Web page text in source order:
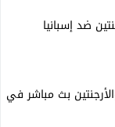
ضد إسبانيا
بث مباشر في